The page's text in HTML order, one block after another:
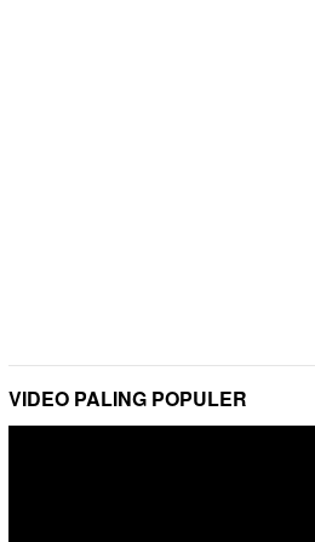
VIDEO PALING POPULER